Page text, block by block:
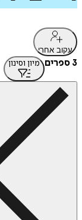
עקוב אחרי
3 ספרים מיון וסינון